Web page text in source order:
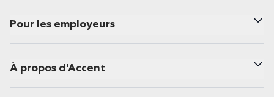
Pour les employeurs
À propos d'Accent